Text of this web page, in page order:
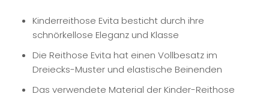
Kinderreithose Evita besticht durch ihre
schnörkellose Eleganz und Klasse
Die Reithose Evita hat einen Vollbesatz im
Dreiecks-Muster und elastische Beinenden
Das verwendete Material der Kinder-Reithose